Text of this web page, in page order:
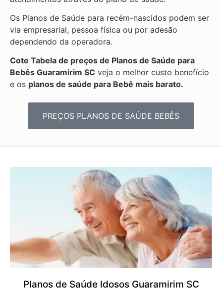
Os Planos de Saúde para recém-nascidos podem ser
via empresarial, pessoa física ou por adesão
dependendo da operadora.
Cote Tabela de preços de Planos de Saúde para
Bebês Guaramirim SC veja o melhor custo benefício
e os planos de saúde para Bebê mais barato.
PREÇOS PLANOS DE SAÚDE BEBÊS
Planos de Saúde Idosos Guaramirim SC